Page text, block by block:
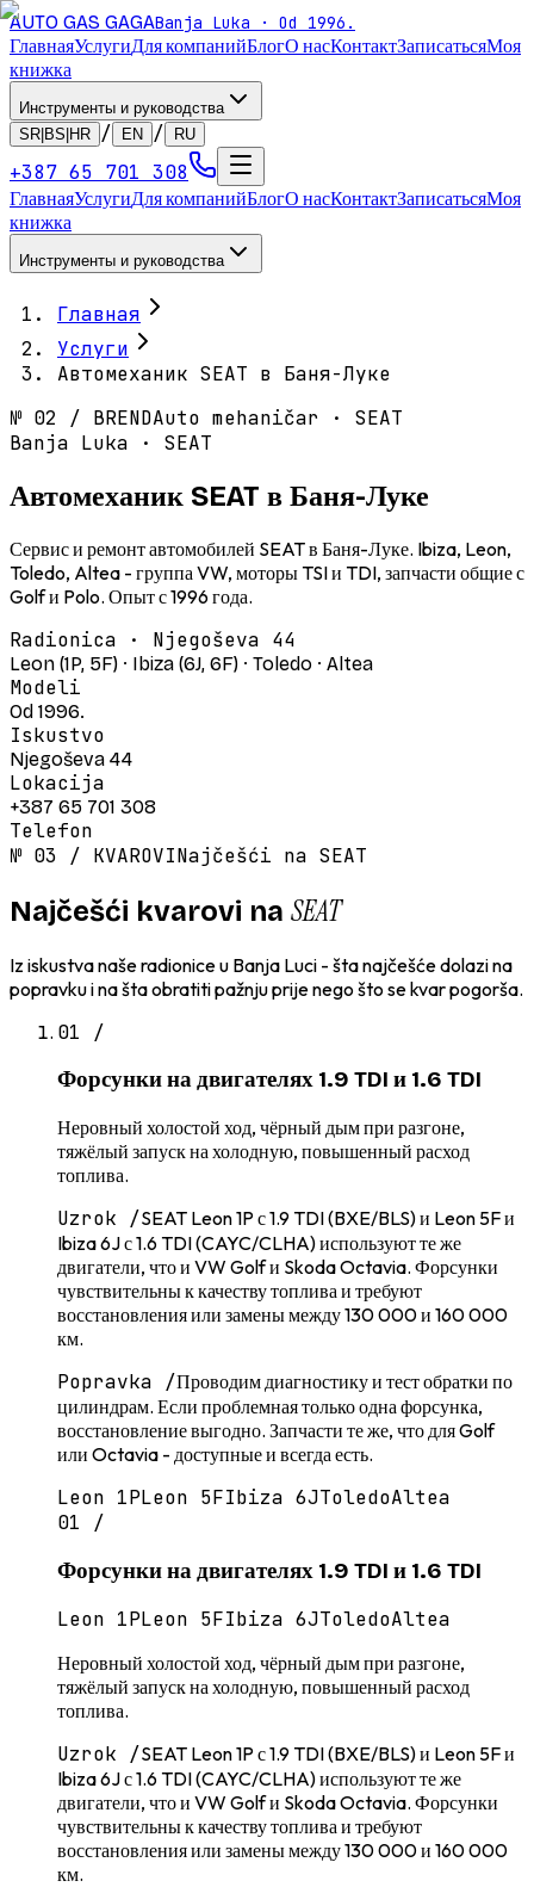
AUTO GAS GAGABanja Luka · Od 1996.
ГлавнаяУслугиДля компанийБлогО насКонтактЗаписатьсяМоя
книжка
Инструменты и руководства
SR|BS|HR
/ EN / RU
+387 65 701 308
ГлавнаяУслугиДля компанийБлогО насКонтактЗаписатьсяМоя
книжка
Инструменты и руководства
Главная
Услуги
Автомеханик SEAT в Баня-Луке
№ 02 / BRENDAuto mehaničar · SEAT
Banja Luka · SEAT
Автомеханик SEAT в Баня-Луке
Сервис и ремонт автомобилей SEAT в Баня-Луке. Ibiza, Leon,
Toledo, Altea - группа VW, моторы TSI и TDI, запчасти общие с
Golf и Polo. Опыт с 1996 года.
Radionica · Njegoševa 44
Leon (1P, 5F) · Ibiza (6J, 6F) · Toledo · Altea
Modeli
Od 1996.
Iskustvo
Njegoševa 44
Lokacija
+387 65 701 308
Telefon
№ 03 / KVAROVINajčešći na SEAT
Najčešći kvarovi na SEAT
Iz iskustva naše radionice u Banja Luci - šta najčešće dolazi na
popravku i na šta obratiti pažnju prije nego što se kvar pogorša.
01 /
Форсунки на двигателях 1.9 TDI и 1.6 TDI
Неровный холостой ход, чёрный дым при разгоне,
тяжёлый запуск на холодную, повышенный расход
топлива.
Uzrok /SEAT Leon 1P с 1.9 TDI (BXE/BLS) и Leon 5F и
Ibiza 6J с 1.6 TDI (CAYC/CLHA) используют те же
двигатели, что и VW Golf и Skoda Octavia. Форсунки
чувствительны к качеству топлива и требуют
восстановления или замены между 130 000 и 160 000
км.
Popravka /Проводим диагностику и тест обратки по
цилиндрам. Если проблемная только одна форсунка,
восстановление выгодно. Запчасти те же, что для Golf
или Octavia - доступные и всегда есть.
Leon 1PLeon 5FIbiza 6JToledoAltea
01 /
Форсунки на двигателях 1.9 TDI и 1.6 TDI
Leon 1PLeon 5FIbiza 6JToledoAltea
Неровный холостой ход, чёрный дым при разгоне,
тяжёлый запуск на холодную, повышенный расход
топлива.
Uzrok /SEAT Leon 1P с 1.9 TDI (BXE/BLS) и Leon 5F и
Ibiza 6J с 1.6 TDI (CAYC/CLHA) используют те же
двигатели, что и VW Golf и Skoda Octavia. Форсунки
чувствительны к качеству топлива и требуют
восстановления или замены между 130 000 и 160 000
км.